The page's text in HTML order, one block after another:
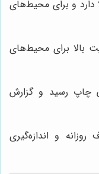
دارد و برای محیط‌های
بالا برای محیط‌های
چاپ رسید و گزارش
و اندازه‌گیری